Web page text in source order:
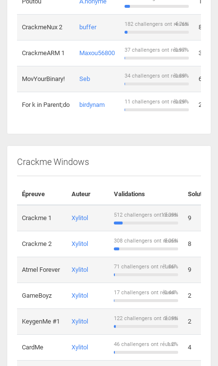
CrackmeNux 2 buffer 4.76%
182 challengers ont réussi 8
CrackmeARM 1 Maxou56800 0.97%
37 challengers ont réussi 3
MovYourBinary! Seb 0.89%
34 challengers ont réussi 6
For k in Parent;do birdynam 0.29%
11 challengers ont réussi 2
Crackme Windows
Épreuve Auteur Validations Solutions
Crackme 1 Xylitol 13.39%
512 challengers ont réussi 9
Crackme 2 Xylitol 8.05%
308 challengers ont réussi 8
Atmel Forever Xylitol 1.86%
71 challengers ont réussi 9
GameBoyz Xylitol 0.44%
17 challengers ont réussi 2
KeygenMe #1 Xylitol 3.19%
122 challengers ont réussi 2
CardMe Xylitol 1.2%
46 challengers ont réussi 4